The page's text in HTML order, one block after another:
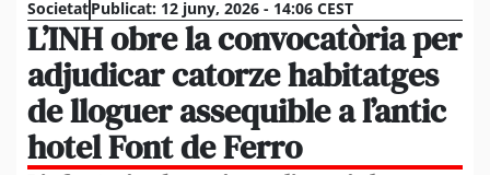
SocietatPublicat: 12 juny, 2026 - 14:06 CEST
L’INH obre la convocatòria per
adjudicar catorze habitatges
de lloguer assequible a l’antic
hotel Font de Ferro